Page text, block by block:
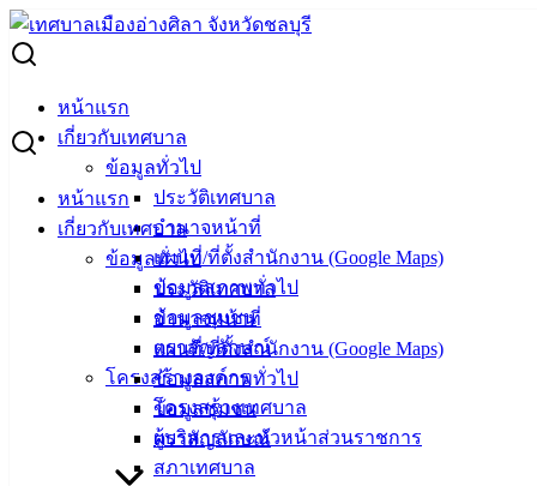
Skip
to
content
หน้าแรก
เกี่ยวกับเทศบาล
ข้อมูลทั่วไป
ประวัติเทศบาล
อำนาจหน้าที่
แผนที่/ที่ตั้งสำนักงาน (Google Maps)
ข้อมูลสภาพทั่วไป
ข้อมูลชุมชน
ตราสัญลักษณ์
โครงสร้างองค์กร
โครงสร้างเทศบาล
ผู้บริหารและหัวหน้าส่วนราชการ
สภาเทศบาล
หน้าแรก
เกี่ยวกับเทศบาล
ข้อมูลทั่วไป
ประวัติเทศบาล
อำนาจหน้าที่
แผนที่/ที่ตั้งสำนักงาน (Google Maps)
ข้อมูลสภาพทั่วไป
ข้อมูลชุมชน
ตราสัญลักษณ์
Search
กองทุนสวัสดิการฯ ส่งต่อน้ำใจจากประชาชน “เครื่องผลิต
ออกซิเจนสำหรับผู้ป่วย” ต่อลมหายใจผู้ป่วยที่ต้องการความช่วย
เหลือ
กองทุนสวัสดิการฯ ส่งต่อน้ำใจจาก
ประชาชน “เครื่องผลิตออกซิเจนสำหรับผู้
ป่วย” ต่อลมหายใจผู้ป่วยที่ต้องการความ
ช่วยเหลือ
กุมภาพันธ์ 20, 2025กุมภาพันธ์ 21, 2025
vichakarn2#